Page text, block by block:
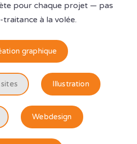
pour chaque projet — pas
traitance à la volée.
graphique
Illustration
Webdesign